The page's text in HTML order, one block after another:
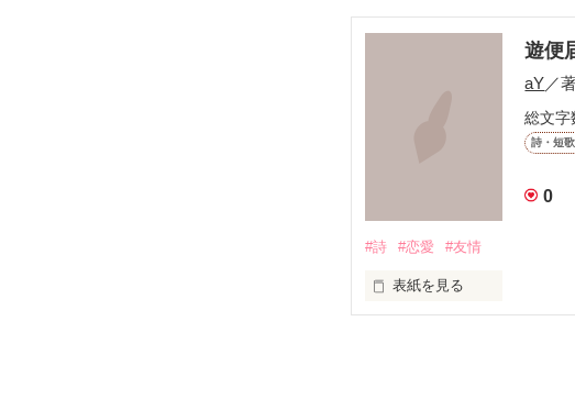
遊便
aY／
総文字
詩・短
0
#詩 #恋愛 #友情
表紙を見る